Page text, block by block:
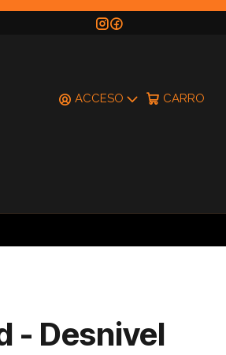
ACCESO CARRO
- Desnivel